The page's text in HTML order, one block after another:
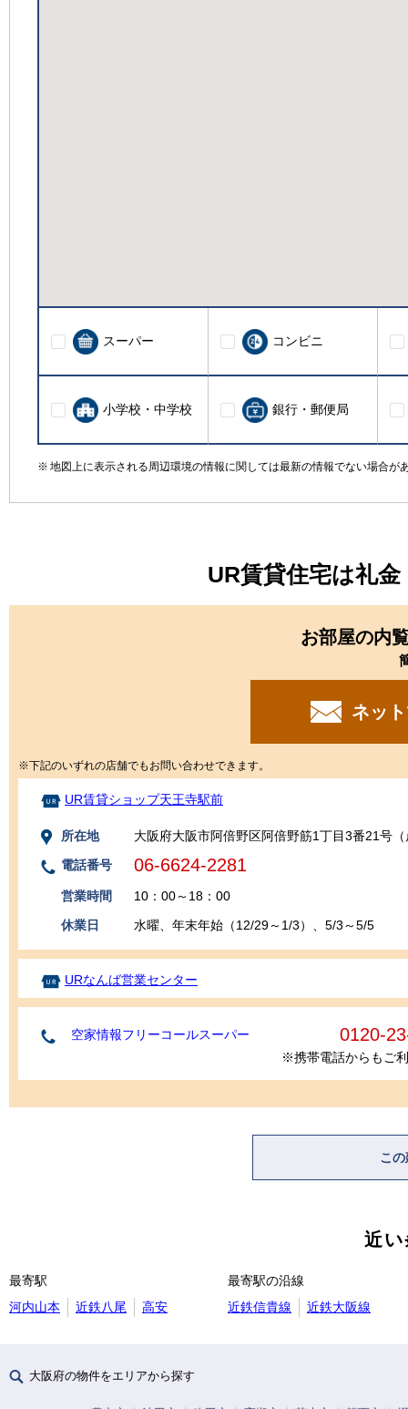
スーパー コンビニ
小学校・中学校 銀行・郵便局
地図上に表示される周辺環境の情報に関しては最新の情報でない場合
UR賃貸住宅は礼
お部屋の内
ネッ
※下記のいずれの店舗でもお問い合わせできます。
UR賃貸ショップ天王寺駅前
所在地
大阪府大阪市阿倍野区阿倍野筋1丁目3番21号
電話番号
06-6624-2281
営業時間
10：00～18：00
休業日
水曜、年末年始（12/29～1/3）、5/3～5/5
URなんば営業センター
空家情報フリーコールスーパー 0120-
※携帯電話からもご
こ
近
最寄駅
河内山本
近鉄八尾 高安
最寄駅の沿線
近鉄信貴線
近鉄大阪線
大阪府の物件をエリアから探す